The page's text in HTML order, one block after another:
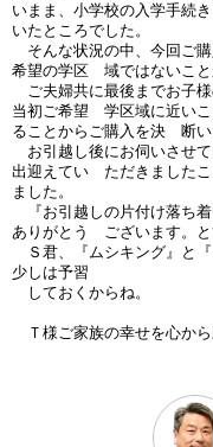
いまま、小学校の入学手続
いたところでした。
そんな状況の中、今回ご
希望の学区 域ではないこと
ご夫婦共に最後までお子
当初ご希望 学区域に近いこ
ることからご購入を決 断い
お引越し後にお伺いさせ
出迎えてい ただきましたこ
ました。
『お引越しの片付け落ち着
ありがとう ございます。と
Ｓ君、『ムシキング』と『
少しは予習
しておくからね。
Ｔ様ご家族の幸せを心か